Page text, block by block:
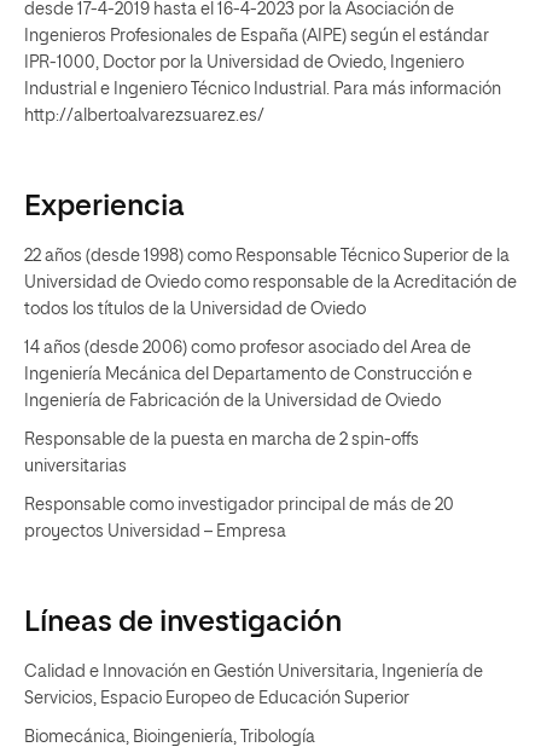
desde 17-4-2019 hasta el 16-4-2023 por la Asociación de
Ingenieros Profesionales de España (AIPE) según el estándar
IPR-1000, Doctor por la Universidad de Oviedo, Ingeniero
Industrial e Ingeniero Técnico Industrial. Para más información
http://albertoalvarezsuarez.es/
Experiencia
22 años (desde 1998) como Responsable Técnico Superior de la
Universidad de Oviedo como responsable de la Acreditación de
todos los títulos de la Universidad de Oviedo
14 años (desde 2006) como profesor asociado del Area de
Ingeniería Mecánica del Departamento de Construcción e
Ingeniería de Fabricación de la Universidad de Oviedo
Responsable de la puesta en marcha de 2 spin-offs
universitarias
Responsable como investigador principal de más de 20
proyectos Universidad – Empresa
Líneas de investigación
Calidad e Innovación en Gestión Universitaria, Ingeniería de
Servicios, Espacio Europeo de Educación Superior
Biomecánica, Bioingeniería, Tribología